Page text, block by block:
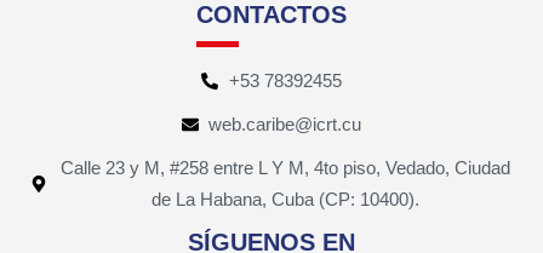
CONTACTOS
+53 78392455
web.caribe@icrt.cu
Calle 23 y M, #258 entre L Y M, 4to piso, Vedado, Ciudad
de La Habana, Cuba (CP: 10400).
SÍGUENOS EN